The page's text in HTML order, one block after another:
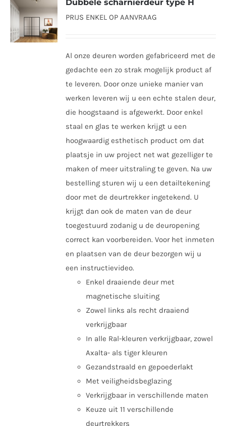
Deze
optie
worden
op
de
productpagina
Dubbele scharnierdeur type H
PRIJS ENKEL OP AANVRAAG
Al onze deuren worden gefabriceerd met de
gedachte een zo strak mogelijk product af
te leveren. Door onze unieke manier van
werken leveren wij u een echte stalen deur,
die hoogstaand is afgewerkt. Door enkel
staal en glas te werken krijgt u een
hoogwaardig esthetisch product om dat
plaatsje in uw project net wat gezelliger te
maken of meer uitstraling te geven. Na uw
bestelling sturen wij u een detailtekening
door met de deurtrekker ingetekend. U
krijgt dan ook de maten van de deur
toegestuurd zodanig u de deuropening
correct kan voorbereiden. Voor het inmeten
en plaatsen van de deur bezorgen wij u
een instructievideo.
Enkel draaiende deur met
magnetische sluiting
Zowel links als recht draaiend
verkrijgbaar
In alle Ral-kleuren verkrijgbaar, zowel
Axalta- als tiger kleuren
Gezandstraald en gepoederlakt
Met veiligheidsbeglazing
Verkrijgbaar in verschillende maten
Keuze uit 11 verschillende
deurtrekkers